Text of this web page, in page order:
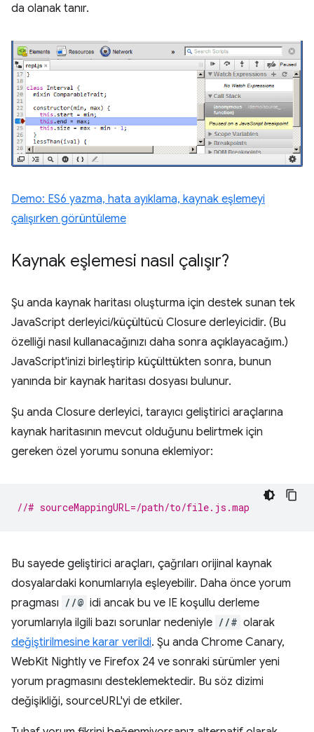
da olanak tanır.
Demo: ES6 yazma, hata ayıklama, kaynak eşlemeyi
çalışırken görüntüleme
Kaynak eşlemesi nasıl çalışır?
Şu anda kaynak haritası oluşturma için destek sunan tek
JavaScript derleyici/küçültücü Closure derleyicidir. (Bu
özelliği nasıl kullanacağınızı daha sonra açıklayacağım.)
JavaScript'inizi birleştirip küçülttükten sonra, bunun
yanında bir kaynak haritası dosyası bulunur.
Şu anda Closure derleyici, tarayıcı geliştirici araçlarına
kaynak haritasının mevcut olduğunu belirtmek için
gereken özel yorumu sonuna eklemiyor:
//# sourceMappingURL=/path/to/file.js.map
Bu sayede geliştirici araçları, çağrıları orijinal kaynak
dosyalardaki konumlarıyla eşleyebilir. Daha önce yorum
pragması //@ idi ancak bu ve IE koşullu derleme
yorumlarıyla ilgili bazı sorunlar nedeniyle //# olarak
değiştirilmesine karar verildi. Şu anda Chrome Canary,
WebKit Nightly ve Firefox 24 ve sonraki sürümler yeni
yorum pragmasını desteklemektedir. Bu söz dizimi
değişikliği, sourceURL'yi de etkiler.